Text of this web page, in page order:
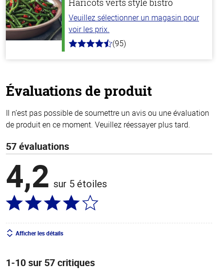
Haricots verts style bistro
Veuillez sélectionner un magasin pour
voir les prix.
4.6
(95)
Évaluations de produit
Il n’est pas possible de soumettre un avis ou une évaluation
de produit en ce moment. Veuillez réessayer plus tard.
57 évaluations
4,2 sur 5 étoiles
Afficher les détails
1-10 sur 57 critiques